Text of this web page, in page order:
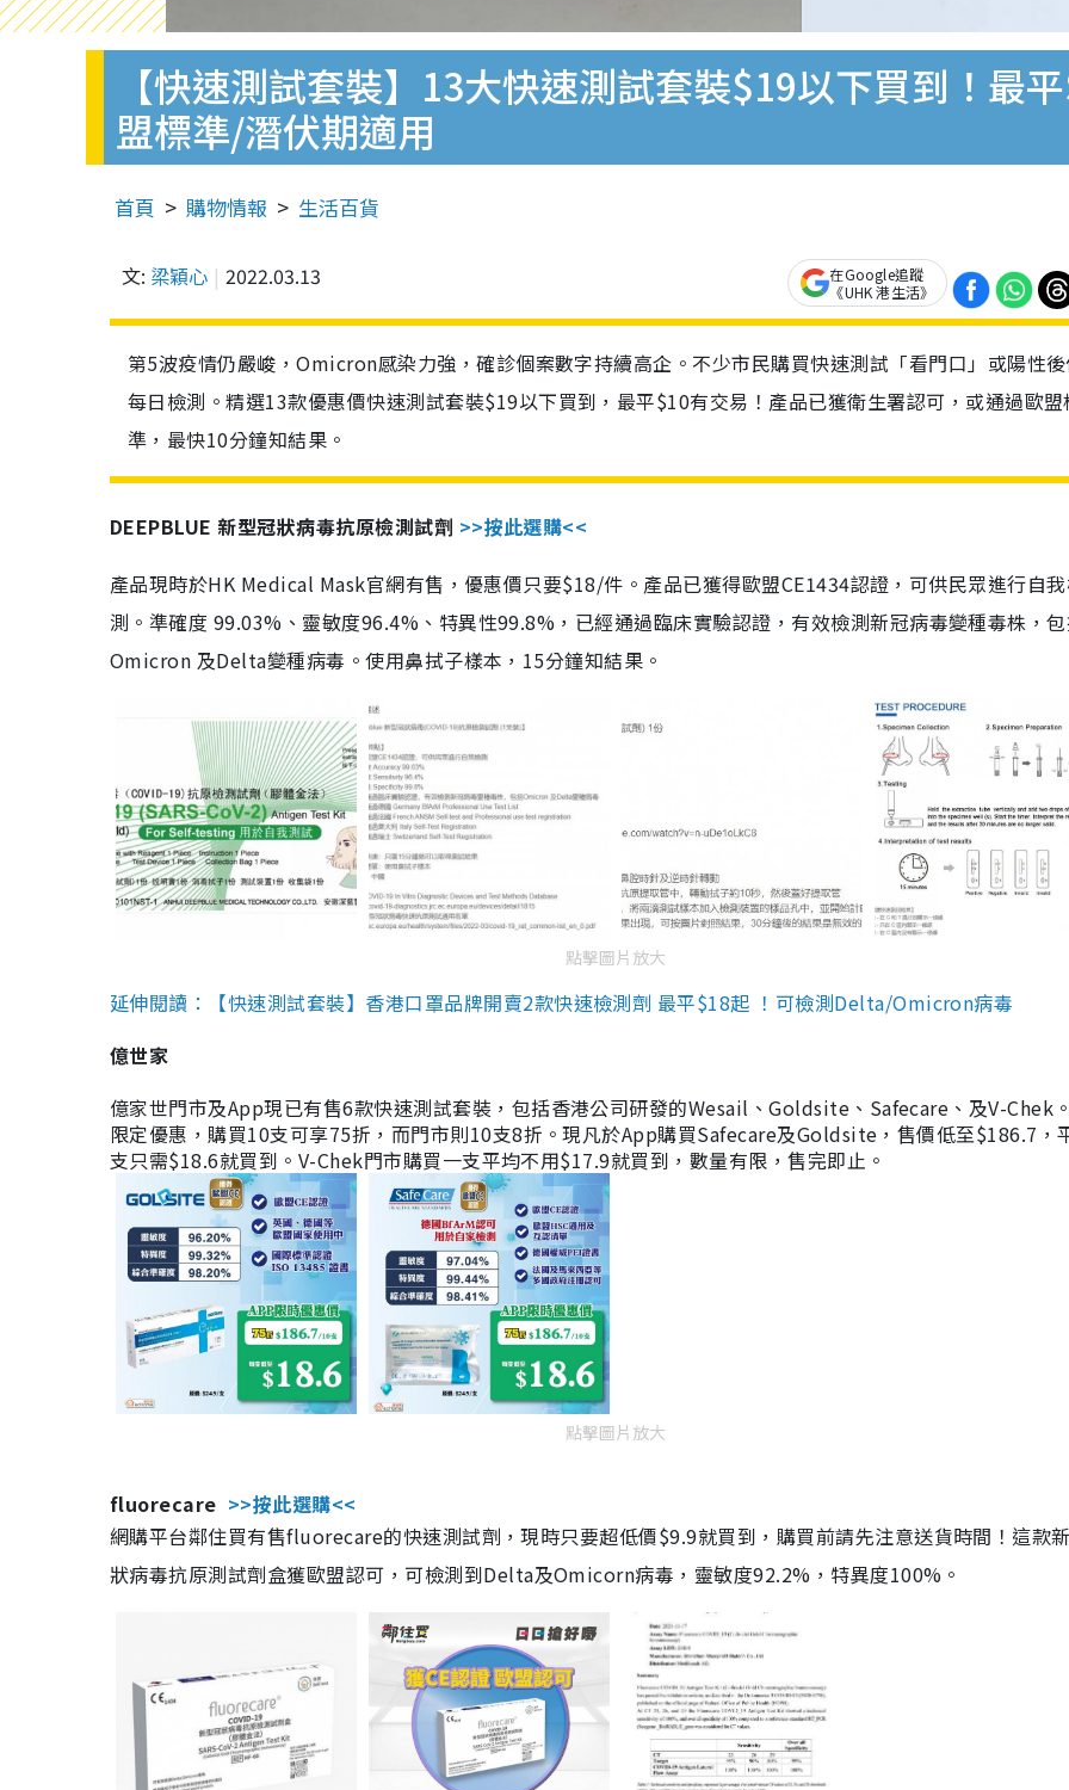
【快速測試套裝】13大快速測試套裝$19以下買到！最
盟標準/潛伏期適用
首頁 購物情報 生活百貨
文: 梁穎心 2022.03.13
在Google追蹤
《UHK 港生活》
第5波疫情仍嚴峻，Omicron感染力強，確診個案數字持續高企。不少市民購買快速測試「看門口」或陽性
每日檢測。精選13款優惠價快速測試套裝$19以下買到，最平$10有交易！產品已獲衛生署認可，或通過歐盟
準，最快10分鐘知結果。
DEEPBLUE 新型冠狀病毒抗原檢測試劑 >>按此選購<<
產品現時於HK Medical Mask官網有售，優惠價只要$18/件。產品已獲得歐盟CE1434認證，可供民眾進行自
測。準確度 99.03%、靈敏度96.4%、特異性99.8%，已經通過臨床實驗認證，有效檢測新冠病毒變種毒株，
Omicron 及Delta變種病毒。使用鼻拭子樣本，15分鐘知結果。
點擊圖片放大
延伸閱讀：【快速測試套裝】香港口罩品牌開賣2款快速檢測劑 最平$18起 ！可檢測Delta/Omicron病毒
億世家
億家世門市及App現已有售6款快速測試套裝，包括香港公司研發的Wesail、Goldsite、Safecare、及V-Chek
限定優惠，購買10支可享75折，而門市則10支8折。現凡於App購買Safecare及Goldsite，售價低至$186.7，
支只需$18.6就買到。V-Chek門市購買一支平均不用$17.9就買到，數量有限，售完即止。
點擊圖片放大
fluorecare >>按此選購<<
網購平台鄰住買有售fluorecare的快速測試劑，現時只要超低價$9.9就買到，購買前請先注意送貨時間！這款
狀病毒抗原測試劑盒獲歐盟認可，可檢測到Delta及Omicorn病毒，靈敏度92.2%，特異度100%。